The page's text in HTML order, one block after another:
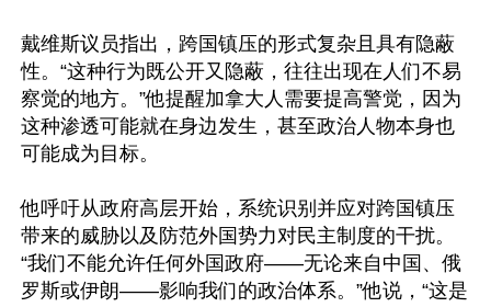
戴维斯议员指出，跨国镇压的形式复杂且具有隐蔽
性。“这种行为既公开又隐蔽，往往出现在人们不易
察觉的地方。”他提醒加拿大人需要提高警觉，因为
这种渗透可能就在身边发生，甚至政治人物本身也
可能成为目标。
他呼吁从政府高层开始，系统识别并应对跨国镇压
带来的威胁以及防范外国势力对民主制度的干扰。
“我们不能允许任何外国政府——无论来自中国、俄
罗斯或伊朗——影响我们的政治体系。”他说，“这是